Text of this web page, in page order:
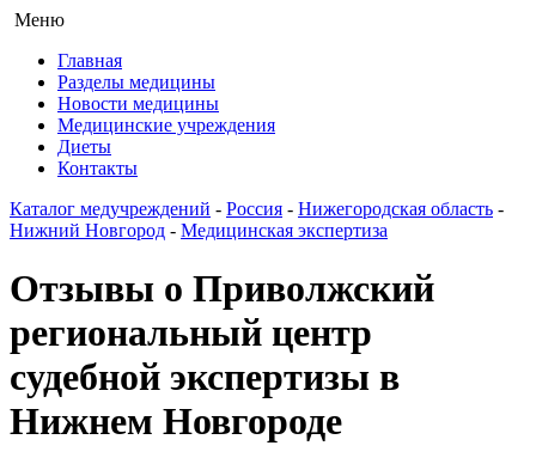
Меню
Главная
Разделы медицины
Новости медицины
Медицинские учреждения
Диеты
Контакты
Каталог медучреждений - Россия - Нижегородская область -
Нижний Новгород - Медицинская экспертиза
Отзывы о Приволжский
региональный центр
судебной экспертизы в
Нижнем Новгороде